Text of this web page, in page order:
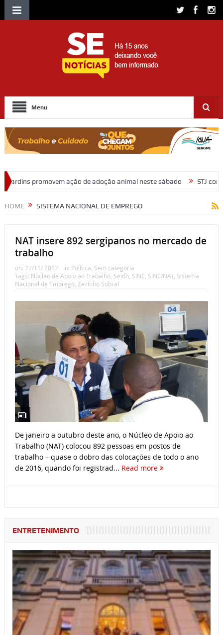
Menu
de adoção animal neste sábado STJ condena ministro
HOME SISTEMA NACIONAL DE EMPREGO
NAT insere 892 sergipanos no mercado de
trabalho
on: 27/11/ 2017 In: Política, Sem categoria
Tags: Núcleo de Apoio ao Trabalho, Seidh, SINE, SINE/NAT, Sistema
Nacional de Emprego, Zezinho Sobral
De janeiro a outubro deste ano, o Núcleo de Apoio ao
Trabalho (NAT) colocou 892 pessoas em postos de
trabalho – quase o dobro das colocações de todo o ano
de 2016, quando foi registrad... Read more
ENTRETENIMENTO